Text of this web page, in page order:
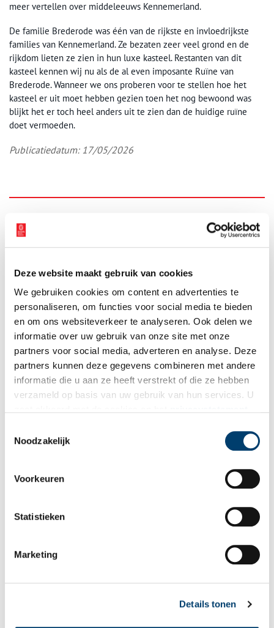
Deze website maakt gebruik van cookies
We gebruiken cookies om content en advertenties te
personaliseren, om functies voor social media te bieden
en om ons websiteverkeer te analyseren. Ook delen we
informatie over uw gebruik van onze site met onze
partners voor social media, adverteren en analyse. Deze
partners kunnen deze gegevens combineren met andere
informatie die u aan ze heeft verstrekt of die ze hebben
verzameld op basis van uw gebruik van hun services. U
Noodzakelijk
Voorkeuren
Statistieken
Marketing
Details tonen
meer vertellen over middeleeuws Kennemerland.
De familie Brederode was één van de rijkste en invloedrijkste
families van Kennemerland. Ze bezaten zeer veel grond en de
rijkdom lieten ze zien in hun luxe kasteel. Restanten van dit
kasteel kennen wij nu als de al even imposante Ruïne van
Brederode. Wanneer we ons proberen voor te stellen hoe het
kasteel er uit moet hebben gezien toen het nog bewoond was
blijkt het er toch heel anders uit te zien dan de huidige ruïne
doet vermoeden.
Publicatiedatum: 17/05/2026
Aanvullingen
Vul deze informatie aan of geef een reactie.
Vereiste velden zijn gemarkeerd met *. Het e-mailadres wordt niet
gepubliceerd.
Naam*
E-mail*
Vink dit aan als u op de hoogte gehouden wil worden.